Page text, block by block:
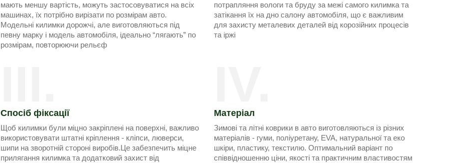
мають меншу вартість, можуть застосовуватися на всіх
машинах, їх потрібно вирізати по розмірам авто.
Модельні килимки дорожчі, але виготовляються під
певну марку і модель автомобіля, ідеально “лягають” по
розмірам, повторюючи рельєф
потрапляння вологи та бруду за межі самого килимка та
затікання їх на дно салону автомобіля, що є важливим
для захисту металевих деталей від корозійних процесів
та іржі
Спосіб фіксації
Щоб килимки були міцно закріплені на поверхні, важливо
використовувати штатні кріплення - кліпси, люверси,
шипи на зворотній стороні виробів.Це забезпечить міцне
прилягання килимка та додатковий захист від
Матеріал
Зимові та літні коврики в авто виготовляються із різних
матеріалів - гуми, поліуретану, EVA, натуральної та еко
шкіри, пластику, текстилю. Оптимальний варіант по
співвідношенню ціни, якості та практичним властивостям